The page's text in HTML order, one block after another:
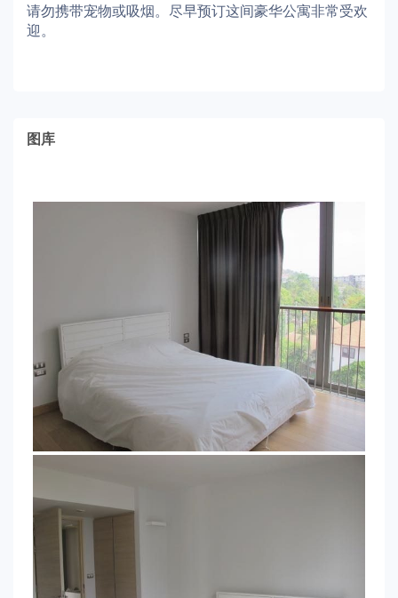
请勿携带宠物或吸烟。尽早预订这间豪华公寓非常受欢
迎。
图库